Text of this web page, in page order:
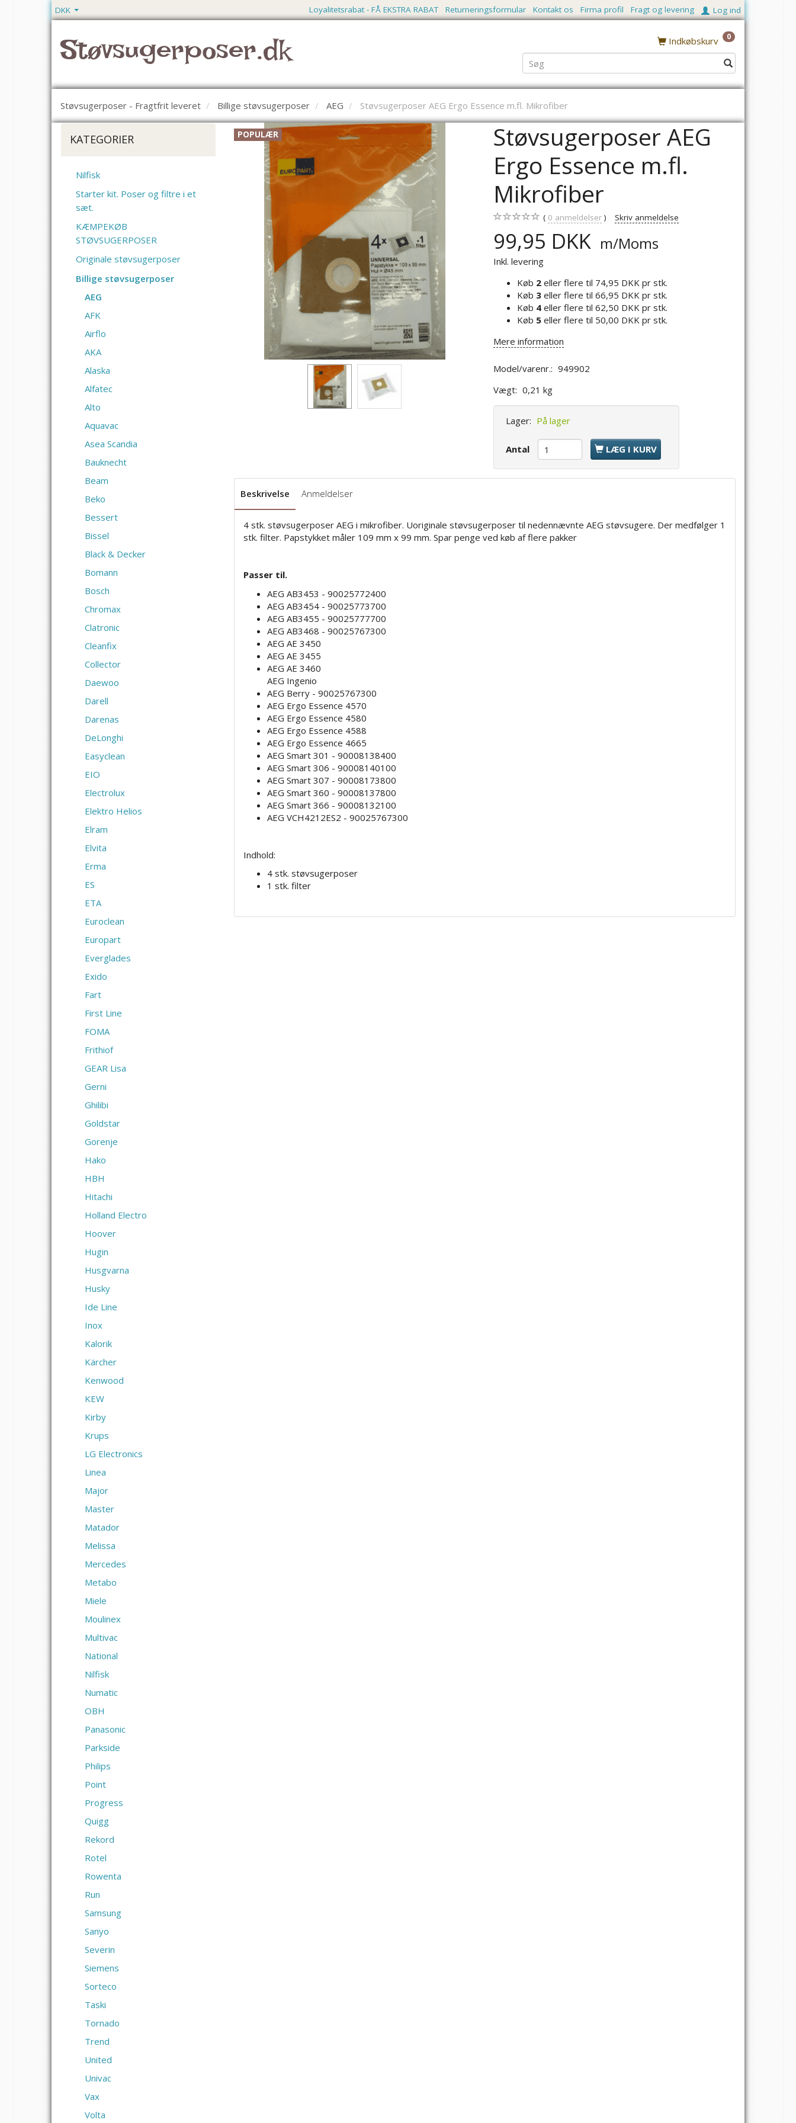
DKK Log ind
Fragt og levering
Firma profil
Kontakt os
Returneringsformular
Loyalitetsrabat - FÅ EKSTRA RABAT
Støvsugerposer.dk Indkøbskurv 0
Støvsugerposer - Fragtfrit leveret Billige støvsugerposer AEG Støvsugerposer AEG Ergo Essence m.fl. Mikrofiber
KATEGORIER
Nilfisk
Starter kit. Poser og filtre i et
sæt.
KÆMPEKØB
STØVSUGERPOSER
Originale støvsugerposer
Billige støvsugerposer
AEG
AFK
Airflo
AKA
Alaska
Alfatec
Alto
Aquavac
Asea Scandia
Bauknecht
Beam
Beko
Bessert
Bissel
Black & Decker
Bomann
Bosch
Chromax
Clatronic
Cleanfix
Collector
Daewoo
Darell
Darenas
DeLonghi
Easyclean
EIO
Electrolux
Elektro Helios
Elram
Elvita
Erma
ES
ETA
Euroclean
Europart
Everglades
Exido
Fart
First Line
FOMA
Frithiof
GEAR Lisa
Gerni
Ghilibi
Goldstar
Gorenje
Hako
HBH
Hitachi
Holland Electro
Hoover
Hugin
Husgvarna
Husky
Ide Line
Inox
Kalorik
Kärcher
Kenwood
KEW
Kirby
Krups
LG Electronics
Linea
Major
Master
Matador
Melissa
Mercedes
Metabo
Miele
Moulinex
Multivac
National
Nilfisk
Numatic
OBH
Panasonic
Parkside
Philips
Point
Progress
Quigg
Rekord
Rotel
Rowenta
Run
Samsung
Sanyo
Severin
Siemens
Sorteco
Taski
Tornado
Trend
United
Univac
Vax
Volta
POPULÆR
Støvsugerposer AEG
Ergo Essence m.fl.
Mikrofiber
0 anmeldelser Skriv anmeldelse
99,95 DKK m/Moms
Inkl. levering
Køb 2 eller flere til 74,95 DKKpr stk.
Køb 3 eller flere til66,95 DKKpr stk.
Køb 4 eller flere til62,50 DKKpr stk.
Køb 5 eller flere til 50,00 DKKpr stk.
Mere information
Model/varenr.: 949902
Vægt: 0,21 kg
Lager: På lager
Antal LÆG I KURV
Beskrivelse Anmeldelser
4 stk. støvsugerposer AEG i mikrofiber. Uoriginale støvsugerposer til nedennævnte AEG støvsugere. Der medfølger 1
stk. filter. Papstykket måler 109 mm x 99 mm. Spar penge ved køb af flere pakker
Passer til.
AEG AB3453 - 90025772400
AEG AB3454 - 90025773700
AEG AB3455 - 90025777700
AEG AB3468 - 90025767300
AEG AE 3450
AEG AE 3455
AEG AE 3460
AEG Ingenio
AEG Berry - 90025767300
AEG Ergo Essence 4570
AEG Ergo Essence 4580
AEG Ergo Essence 4588
AEG Ergo Essence 4665
AEG Smart 301 - 90008138400
AEG Smart 306 - 90008140100
AEG Smart 307 - 90008173800
AEG Smart 360 - 90008137800
AEG Smart 366 - 90008132100
AEG VCH4212ES2 - 90025767300
Indhold:
4 stk. støvsugerposer
1 stk. filter